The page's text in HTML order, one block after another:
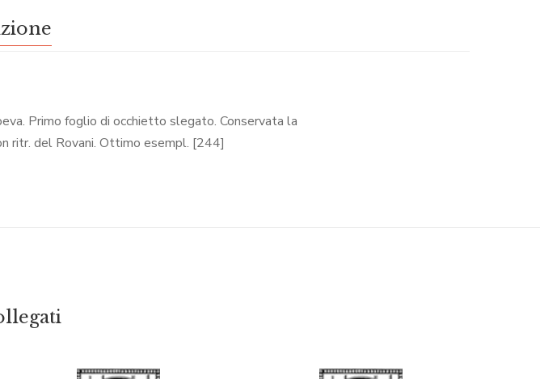
Primo foglio di occhietto slegato. Conservata la
ritr. del Rovani. Ottimo esempl. [244]